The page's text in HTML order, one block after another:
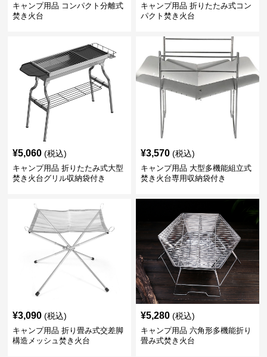
キャンプ用品 コンパクト分離式
焚き火台
キャンプ用品 折りたたみ式コン
パクト焚き火台
¥5,060 (税込)
キャンプ用品 折りたたみ式大型
焚き火台グリル収納袋付き
¥3,570 (税込)
キャンプ用品 大型多機能組立式
焚き火台専用収納袋付き
¥3,090 (税込)
キャンプ用品 折り畳み式交差脚
構造メッシュ焚き火台
¥5,280 (税込)
キャンプ用品 六角形多機能折り
畳み式焚き火台